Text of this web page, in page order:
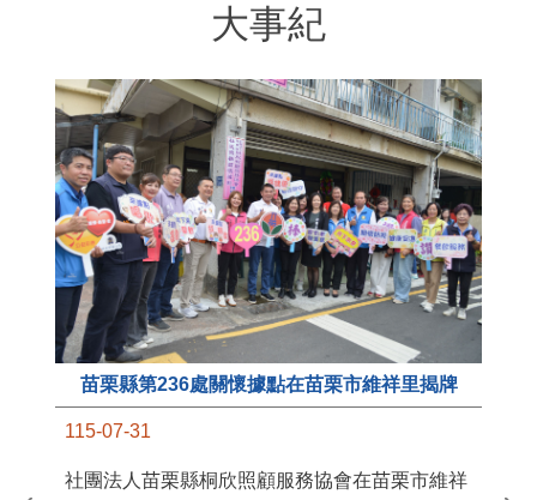
大事紀
苗栗縣第236處關懷據點在苗栗市維祥里揭牌
115-07-31
社團法人苗栗縣桐欣照顧服務協會在苗栗市維祥